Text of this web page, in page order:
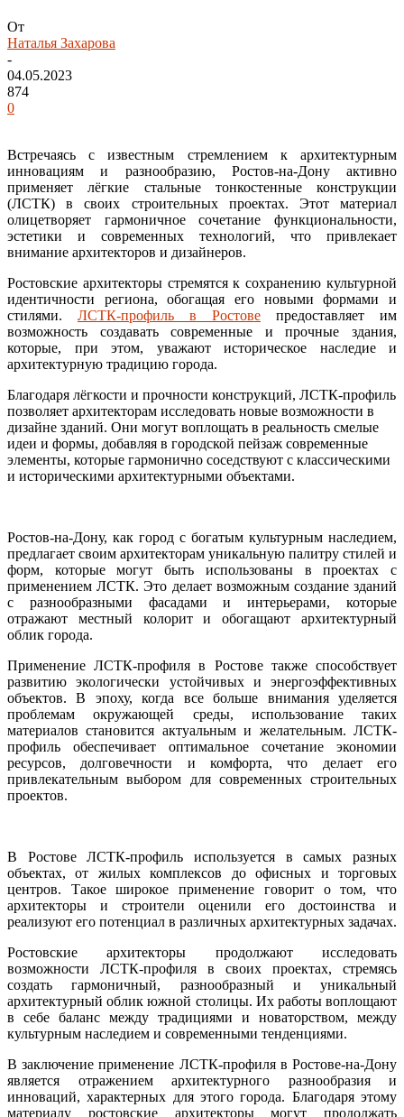
От
Наталья Захарова
-
04.05.2023
874
0
Встречаясь с известным стремлением к архитектурным
инновациям и разнообразию, Ростов-на-Дону активно
применяет лёгкие стальные тонкостенные конструкции
(ЛСТК) в своих строительных проектах. Этот материал
олицетворяет гармоничное сочетание функциональности,
эстетики и современных технологий, что привлекает
внимание архитекторов и дизайнеров.
Ростовские архитекторы стремятся к сохранению культурной
идентичности региона, обогащая его новыми формами и
стилями. ЛСТК-профиль в Ростове предоставляет им
возможность создавать современные и прочные здания,
которые, при этом, уважают историческое наследие и
архитектурную традицию города.
Благодаря лёгкости и прочности конструкций, ЛСТК-профиль
позволяет архитекторам исследовать новые возможности в
дизайне зданий. Они могут воплощать в реальность смелые
идеи и формы, добавляя в городской пейзаж современные
элементы, которые гармонично соседствуют с классическими
и историческими архитектурными объектами.
Ростов-на-Дону, как город с богатым культурным наследием,
предлагает своим архитекторам уникальную палитру стилей и
форм, которые могут быть использованы в проектах с
применением ЛСТК. Это делает возможным создание зданий
с разнообразными фасадами и интерьерами, которые
отражают местный колорит и обогащают архитектурный
облик города.
Применение ЛСТК-профиля в Ростове также способствует
развитию экологически устойчивых и энергоэффективных
объектов. В эпоху, когда все больше внимания уделяется
проблемам окружающей среды, использование таких
материалов становится актуальным и желательным. ЛСТК-
профиль обеспечивает оптимальное сочетание экономии
ресурсов, долговечности и комфорта, что делает его
привлекательным выбором для современных строительных
проектов.
В Ростове ЛСТК-профиль используется в самых разных
объектах, от жилых комплексов до офисных и торговых
центров. Такое широкое применение говорит о том, что
архитекторы и строители оценили его достоинства и
реализуют его потенциал в различных архитектурных задачах.
Ростовские архитекторы продолжают исследовать
возможности ЛСТК-профиля в своих проектах, стремясь
создать гармоничный, разнообразный и уникальный
архитектурный облик южной столицы. Их работы воплощают
в себе баланс между традициями и новаторством, между
культурным наследием и современными тенденциями.
В заключение применение ЛСТК-профиля в Ростове-на-Дону
является отражением архитектурного разнообразия и
инноваций, характерных для этого города. Благодаря этому
материалу ростовские архитекторы могут продолжать